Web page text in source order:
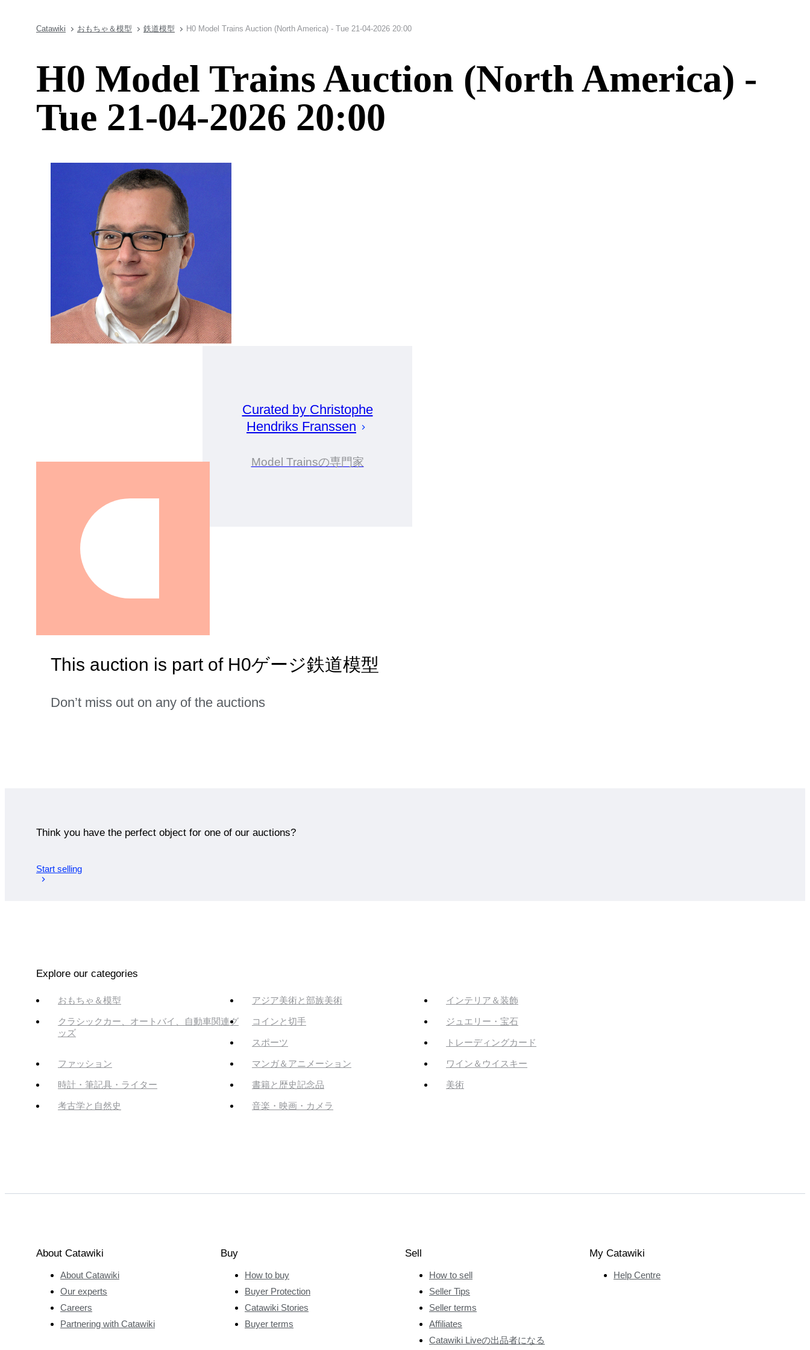
Catawiki おもちゃ＆模型 鉄道模型 H0 Model Trains Auction (North America) - Tue 21-04-2026 20:00
H0 Model Trains Auction (North America) -
Tue 21-04-2026 20:00
Curated by Christophe
Hendriks Franssen
Model Trainsの専門家
This auction is part of H0ゲージ鉄道模型
Don’t miss out on any of the auctions
Think you have the perfect object for one of our auctions?
Start selling
Explore our categories
おもちゃ＆模型 アジア美術と部族美術 インテリア＆装飾
クラシックカー、オートバイ、自動車関連グ
ッズ
コインと切手 ジュエリー・宝石
スポーツ トレーディングカード
ファッション マンガ＆アニメーション ワイン＆ウイスキー
時計・筆記具・ライター 書籍と歴史記念品 美術
考古学と自然史 音楽・映画・カメラ
About Catawiki
About Catawiki
Our experts
Careers
Partnering with Catawiki
Buy
How to buy
Buyer Protection
Catawiki Stories
Buyer terms
Sell
How to sell
Seller Tips
Seller terms
Affiliates
Catawiki Liveの出品者になる
My Catawiki
Help Centre